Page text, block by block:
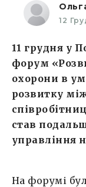
12
11 грудня у
форум
охорони в
розвитку
став
управління
На форумі